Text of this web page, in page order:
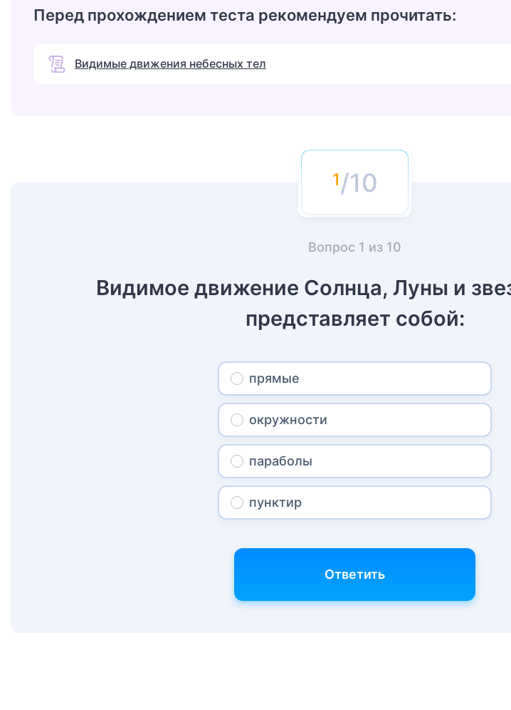
Перед прохождением теста рекомендуем прочитать:
Видимые движения небесных тел
/10
Вопрос 1 из 10
Видимое движение Солнца, Луны и
представляет собой:
прямые
окружности
параболы
пунктир
Ответить